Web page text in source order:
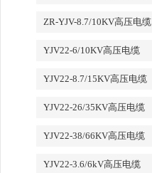
ZR-YJV-8.7/10KV高压电缆
YJV22-6/10KV高压电缆
YJV22-8.7/15KV高压电缆
YJV22-26/35KV高压电缆
YJV22-38/66KV高压电缆
YJV22-3.6/6kV高压电缆